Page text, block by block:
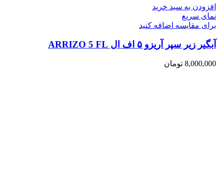
افزودن به سبد خرید
نمای سریع
برای مقایسه اضافه کنید
آبگیر زیر سپر آریزو ۵ اف ال ARRIZO 5 FL
8,000,000 تومان